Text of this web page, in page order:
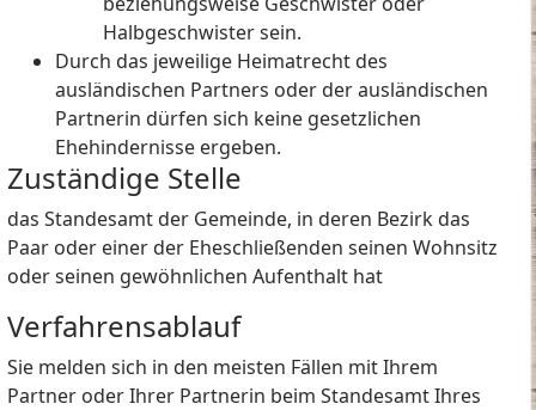
Halbgeschwister sein.
Durch das jeweilige Heimatrecht des
ausländischen Partners oder der ausländischen
Partnerin dürfen sich keine gesetzlichen
Ehehindernisse ergeben.
Zuständige Stelle
das Standesamt der Gemeinde, in deren Bezirk das
Paar oder einer der Eheschließenden seinen Wohnsitz
oder seinen gewöhnlichen Aufenthalt hat
Verfahrensablauf
Sie melden sich in den meisten Fällen mit Ihrem
Partner oder Ihrer Partnerin beim Standesamt Ihres